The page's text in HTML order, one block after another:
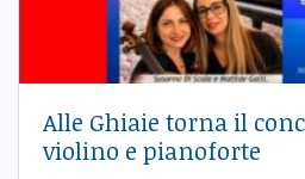
Alle Ghiaie torna il
violino e pianoforte